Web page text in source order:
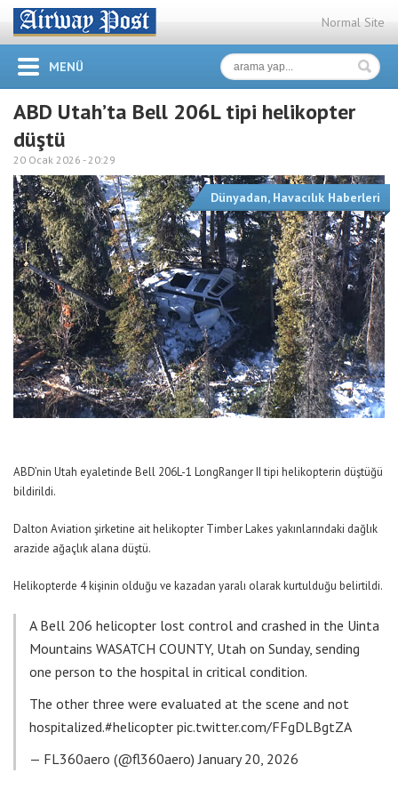
Normal Site
MENÜ
ABD Utah’ta Bell 206L tipi helikopter
düştü
20 Ocak 2026 -20:29
Dünyadan, Havacılık Haberleri
ABD’nin Utah eyaletinde Bell 206L-1 LongRanger II tipi helikopterin düştüğü
bildirildi.
Dalton Aviation şirketine ait helikopter Timber Lakes yakınlarındaki dağlık
arazide ağaçlık alana düştü.
Helikopterde 4 kişinin olduğu ve kazadan yaralı olarak kurtulduğu belirtildi.
A Bell 206 helicopter lost control and crashed in the Uinta
Mountains WASATCH COUNTY, Utah on Sunday, sending
one person to the hospital in critical condition.
The other three were evaluated at the scene and not
hospitalized.#helicopter pic.twitter.com/FFgDLBgtZA
— FL360aero (@fl360aero)January 20, 2026